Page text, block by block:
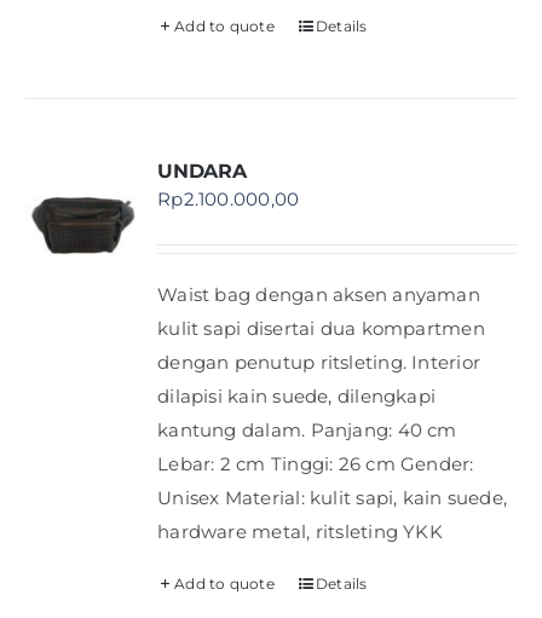
Add to quote Details
UNDARA
Rp2.100.000,00
Waist bag dengan aksen anyaman
kulit sapi disertai dua kompartmen
dengan penutup ritsleting. Interior
dilapisi kain suede, dilengkapi
kantung dalam. Panjang: 40 cm
Lebar: 2 cm Tinggi: 26 cm Gender:
Unisex Material: kulit sapi, kain suede,
hardware metal, ritsleting YKK
Add to quote Details